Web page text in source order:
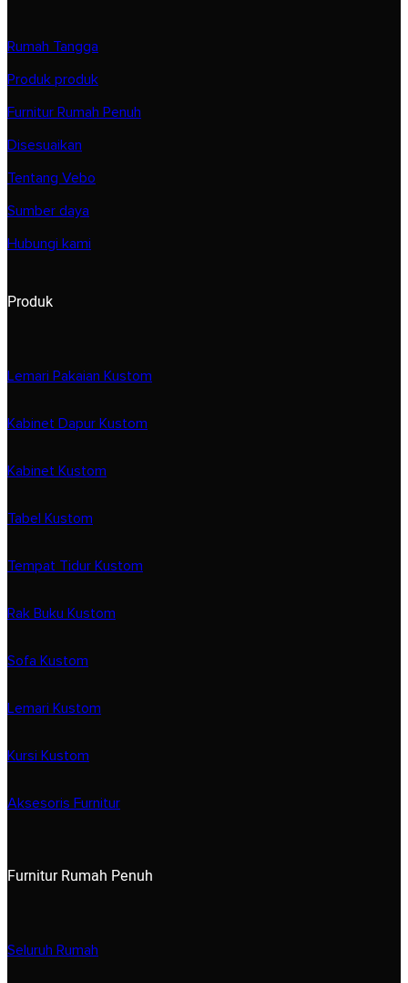
Rumah Tangga
Produk produk
Furnitur Rumah Penuh
Disesuaikan
Tentang Vebo
Sumber daya
Hubungi kami
Produk
Lemari Pakaian Kustom
Kabinet Dapur Kustom
Kabinet Kustom
Tabel Kustom
Tempat Tidur Kustom
Rak Buku Kustom
Sofa Kustom
Lemari Kustom
Kursi Kustom
Aksesoris Furnitur
Furnitur Rumah Penuh
Seluruh Rumah